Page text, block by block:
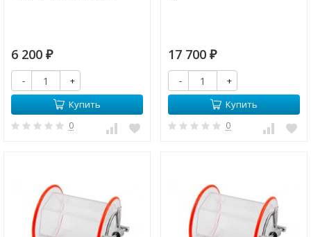
6 200 ₽
-
+
Купить
0
17 700 ₽
-
+
Купить
0